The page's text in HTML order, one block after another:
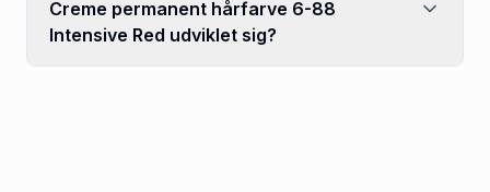
Creme permanent hårfarve 6-88
Intensive Red udviklet sig?